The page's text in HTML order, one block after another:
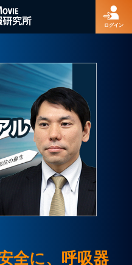
ログイン
全に、呼吸器